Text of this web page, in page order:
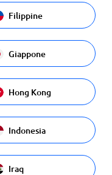
Filippine
Giappone
Hong Kong
Indonesia
Iraq